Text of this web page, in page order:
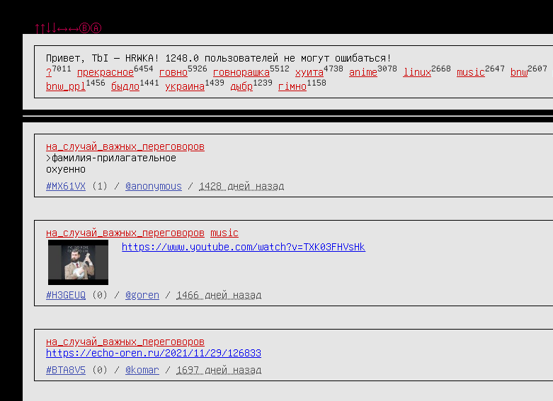
↑↑↓↓←→←→ⒷⒶ
Привет, TbI — HRWKA! 1248.0 пользователей не могут ошибаться!
?7011 прекрасное6454 говно5926 говнорашка5512 хуита4738 anime3078 linux2668 music2647 bnw2607
bnw_ppl 1456 быдло1441 украина1439 дыбр1239 гімно1158
на_случай_важных_переговоров
>фамилия-прилагательное
охуенно
#MX61VX
(1) / @anonymous / 1428 дней назад
на_случай_важных_переговоров
music
https://www.youtube.com/watch?v=TXK03FHVsHk
#H3GEUQ (0) / @goren / 1466 дней назад
на_случай_важных_переговоров
https://echo-oren.ru/2021/11/29/126833
#BTA8V5
(0) / @komar / 1697 дней назад